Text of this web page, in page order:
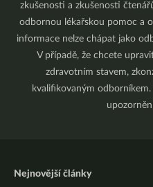
zkušenosti a zkušenosti
odbornou lékařskou pomoc a
informace nelze chápat jako
V případě, že chcete
zdravotním stavem,
kvalifikovaným
Nejnovější články